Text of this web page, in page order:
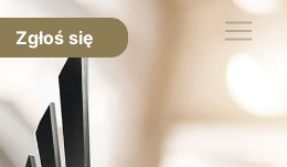
Zgłoś się